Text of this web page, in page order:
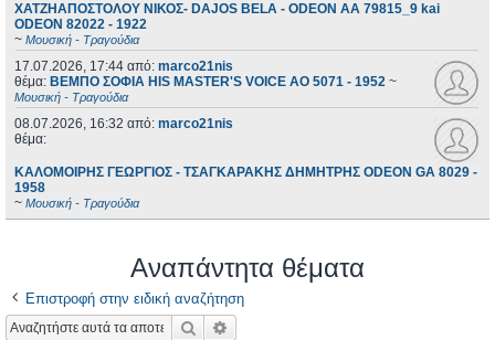
ΧΑΤΖΗΑΠΟΣΤΟΛΟΥ ΝΙΚΟΣ- DAJOS BELA - ODEON AA 79815_9 kai
ODEON 82022 - 1922
~ Μουσική - Τραγούδια
17.07.2026, 17:44 από: marco21nis
θέμα: ΒΕΜΠΟ ΣΟΦΙΑ HIS MASTER'S VOICE AO 5071 - 1952 ~
Μουσική - Τραγούδια
08.07.2026, 16:32 από: marco21nis
θέμα:
ΚΑΛΟΜΟΙΡΗΣ ΓΕΩΡΓΙΟΣ - ΤΣΑΓΚΑΡΑΚΗΣ ΔΗΜΗΤΡΗΣ ODEON GA 8029 -
1958
~ Μουσική - Τραγούδια
Αναπάντητα θέματα
Επιστροφή στην ειδική αναζήτηση
Αναζήτηση